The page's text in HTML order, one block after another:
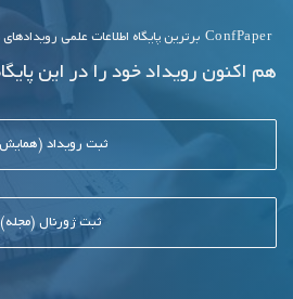
ConfPaper برترین پایگاه اطلاعات علمی
هم اکنون رویداد خود را در این
ثبت رویداد
ثبت ژورنال (مجله)